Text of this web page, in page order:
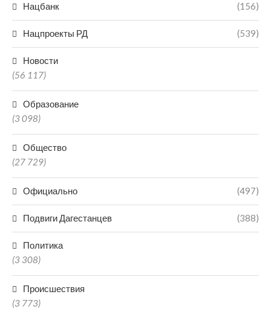
Нацбанк (156)
Нацпроекты РД (539)
Новости
(56 117)
Образование
(3 098)
Общество
(27 729)
Официально (497)
Подвиги Дагестанцев (388)
Политика
(3 308)
Происшествия
(3 773)